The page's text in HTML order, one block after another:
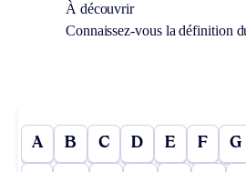
À découvrir
Connaissez-vous la définition
A B C D E F G